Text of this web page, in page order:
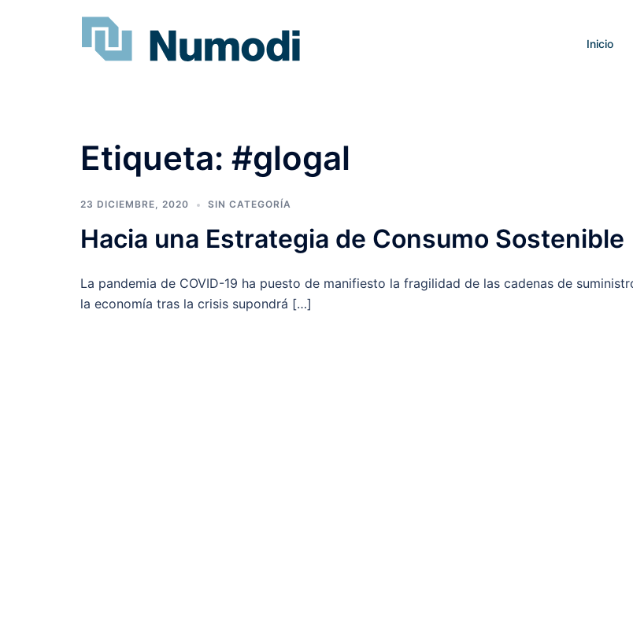
Inicio
Etiqueta: #glogal
23 DICIEMBRE, 2020 SIN CATEGORÍA
Hacia una Estrategia de Consumo Sostenible
La pandemia de COVID-19 ha puesto de manifiesto la fragilidad de las cadenas de
la economía tras la crisis supondrá […]